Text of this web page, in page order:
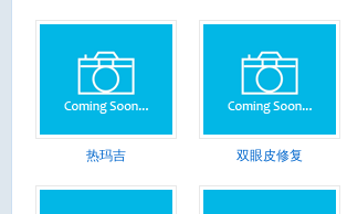
热玛吉 双眼皮修复